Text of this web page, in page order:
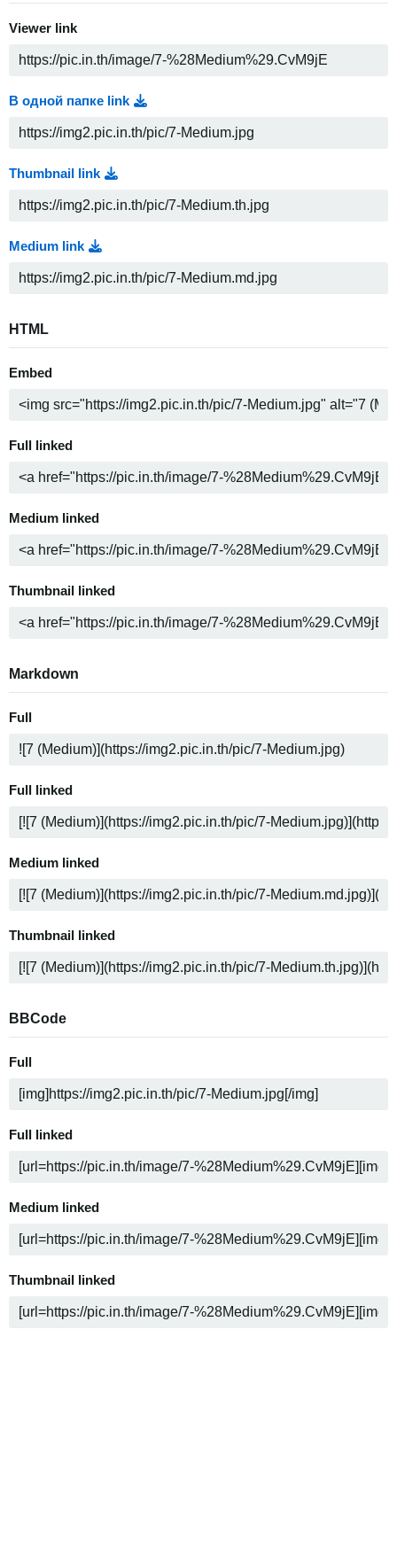
Viewer link
В одной папке link
Thumbnail link
Medium link
HTML
Embed
Full linked
Medium linked
Thumbnail linked
Markdown
Full
Full linked
Medium linked
Thumbnail linked
BBCode
Full
Full linked
Medium linked
Thumbnail linked